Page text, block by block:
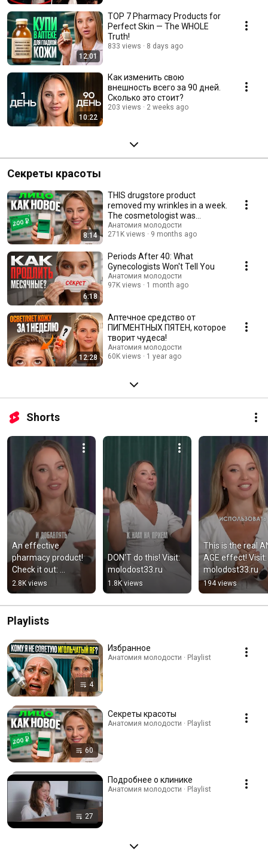
12:01
TOP 7 Pharmacy Products for
Perfect Skin — The WHOLE
Truth!
833 views 8 days ago
10:22
Как изменить свою
внешность всего за 90 дней.
Сколько это стоит?
203 views 2 weeks ago
Секреты красоты
8:14
THIS drugstore product
removed my wrinkles in a week.
The cosmetologist was
SHOCKED!
Анатомия молодости
271K views
9 months ago
6:18
Periods After 40: What
Gynecologists Won't Tell You
Анатомия молодости
97K views
1 month ago
12:28
Аптечное средство от
ПИГМЕНТНЫХ ПЯТЕН, которое
творит чудеса!
Анатомия молодости
60K views
1 year ago
Shorts
An effective
pharmacy product!
Check it out:
molodost33.ru
2.8K views
DON'T do this! Visit:
molodost33.ru
1.8K views
This is the real
AGE effect! Visit:
molodost33.ru
194 views
Playlists
4
Избранное
Анатомия молодости · Playlist
60
Секреты красоты
Анатомия молодости · Playlist
27
Подробнее о клинике
Анатомия молодости · Playlist